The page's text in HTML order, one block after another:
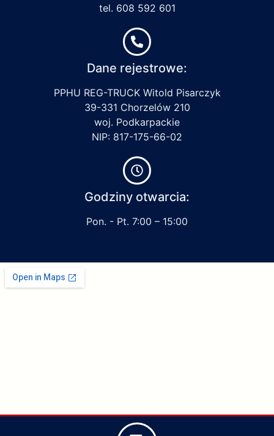
tel. 608 592 601
Dane rejestrowe:
PPHU REG-TRUCK Witold Pisarczyk
39-331 Chorzelów 210
woj. Podkarpackie
NIP: 817-175-66-02
Godziny otwarcia:
Pon. - Pt. 7:00 – 15:00